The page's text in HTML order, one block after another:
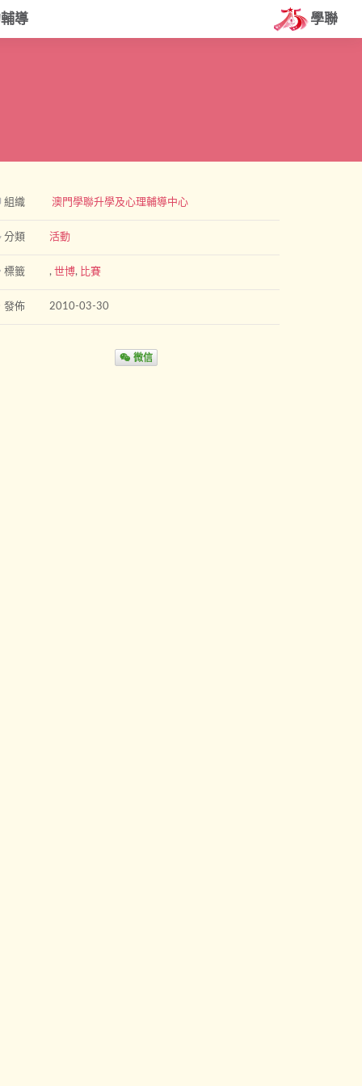
導 學聯
組織 澳門學聯升學及心理輔導中心
分類 活動
標籤 ,世博, 比賽
發佈 2010-03-30
微信